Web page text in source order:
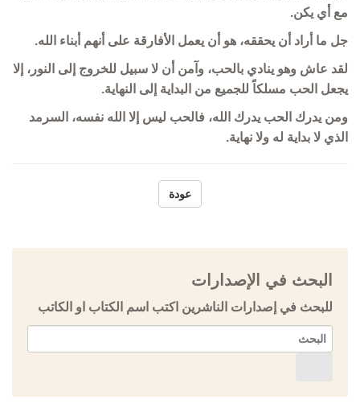
مع أي يكن.
جل ما أراد أن يحققه، هو أن يعمل الأفارقة على أنهم أبناء الله.
لقد عاش وهو ينادي بالحب، وآمن أن لا سبيل للخروج إلى النور، إلا
يجعل الحب مسلكاً للجميع من البداية إلى النهاية.
ومن يدرك الحب يدرك الله، فالحب ليس إلا الله نفسه، السرمد
الذي لا بداية له ولا نهاية.
عودة
البحث في الإصدارات
للبحث في إصدارات الناشرين اكتب اسم الكتاب او الكاتب